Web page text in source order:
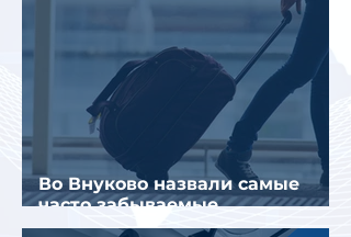
Во Внуково назвали самые
часто забываемые
пассажирами вещи